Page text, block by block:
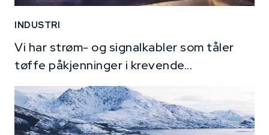
INDUSTRI
Vi har strøm- og signalkabler som tåler
tøffe påkjenninger i krevende...